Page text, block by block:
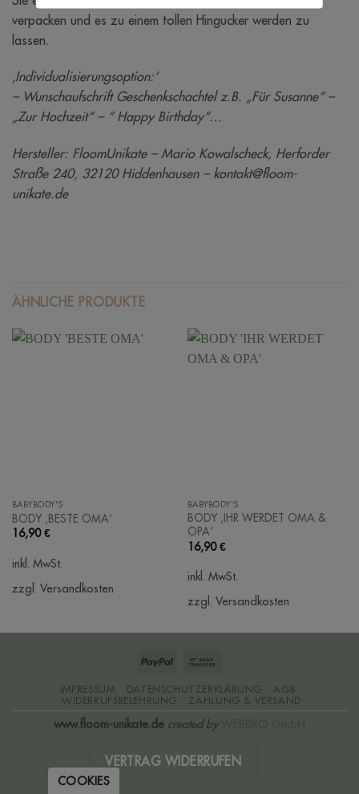
verpacken und es zu einem tollen Hingucker werden zu
lassen.
‚Individualisierungsoption:‘
– Wunschaufschrift Geschenkschachtel z.B. „Für Susanne“ –
„Zur Hochzeit“ – “ Happy Birthday“…
Hersteller: FloomUnikate – Mario Kowalscheck, Herforder
Straße 240, 32120 Hiddenhausen – kontakt@floom-
unikate.de
ÄHNLICHE PRODUKTE
BABYBODY'S
BODY ‚BESTE OMA‘
16,90€
inkl. MwSt.
zzgl. Versandkosten
BABYBODY'S
BODY ‚IHR WERDET OMA &
OPA‘
16,90€
inkl. MwSt.
zzgl. Versandkosten
PayPal
IMPRESSUM DATENSCHUTZERKLÄRUNG
AGB
WIDERRUFSBELEHRUNG
ZAHLUNG & VERSAND
www.floom-unikate.de created by
VERTRAG WIDERRUFEN
COOKIES